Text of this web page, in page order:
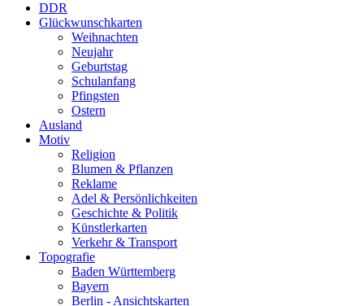
DDR
Glückwunschkarten
Weihnachten
Neujahr
Geburtstag
Schulanfang
Pfingsten
Ostern
Ausland
Motiv
Religion
Blumen & Pflanzen
Reklame
Adel & Persönlichkeiten
Geschichte & Politik
Künstlerkarten
Verkehr & Transport
Topografie
Baden Württemberg
Bayern
Berlin - Ansichtskarten